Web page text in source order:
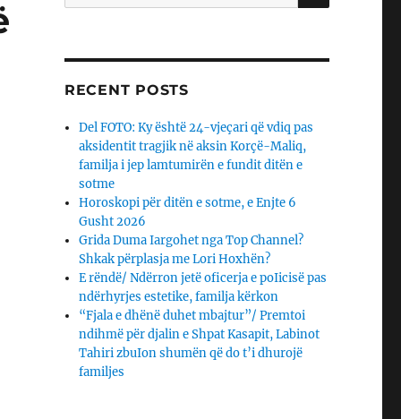
for:
RECENT POSTS
Del FOTO: Ky është 24-vjeçari që vdiq pas
aksidentit tragjik në aksin Korçë-Maliq,
familja i jep lamtumirën e fundit ditën e
sotme
Horoskopi për ditën e sotme, e Enjte 6
Gusht 2026
Grida Duma Iargohet nga Top Channel?
Shkak përplasja me Lori Hoxhën?
E rëndë/ Ndërron jetë oficerja e poIicisë pas
ndërhyrjes estetike, familja kërkon
“Fjala e dhënë duhet mbajtur”/ Premtoi
ndihmë për djalin e Shpat Kasapit, Labinot
Tahiri zbuIon shumën që do t’i dhurojë
familjes